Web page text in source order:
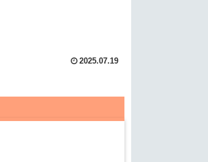
2025.07.19